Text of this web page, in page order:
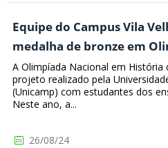
Equipe do Campus Vila
medalha de bronze em
A Olimpíada Nacional em História
projeto realizado pela
(Unicamp) com estudantes dos
Neste ano, a...
26/08/24